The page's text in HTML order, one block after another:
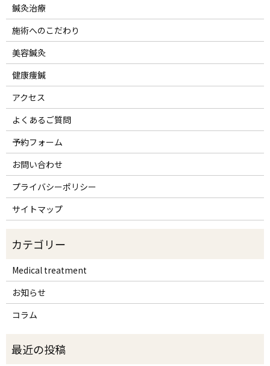
鍼灸治療
施術へのこだわり
美容鍼灸
健康痩鍼
アクセス
よくあるご質問
予約フォーム
お問い合わせ
プライバシーポリシー
サイトマップ
Medical treatment
お知らせ
コラム